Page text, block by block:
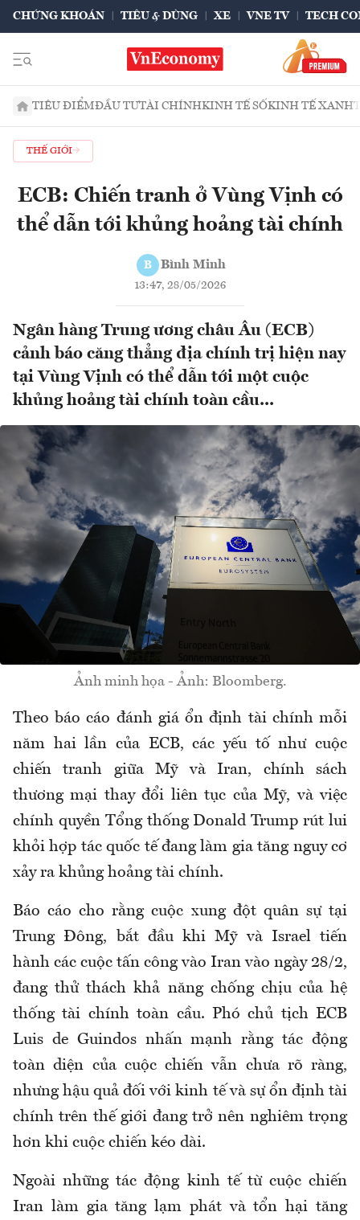
CHỨNG KHOÁN TIÊU & DÙNG XE VNE TV TECH
TIÊU ĐIỂMĐẦU TƯTÀI CHÍNHKINH TẾ SỐKINH TẾ XANH
THẾ GIỚI
ECB: Chiến tranh ở Vùng Vịnh có
thể dẫn tới khủng hoảng tài chính
B Bình Minh
13:47, 28/05/2026
Ngân hàng Trung ương châu Âu (ECB)
cảnh báo căng thẳng địa chính trị hiện nay
tại Vùng Vịnh có thể dẫn tới một cuộc
khủng hoảng tài chính toàn cầu...
Ảnh minh họa - Ảnh: Bloomberg.
Theo báo cáo đánh giá ổn định tài chính mỗi
năm hai lần của ECB, các yếu tố như cuộc
chiến tranh giữa Mỹ và Iran, chính sách
thương mại thay đổi liên tục của Mỹ, và việc
chính quyền Tổng thống Donald Trump rút lui
khỏi hợp tác quốc tế đang làm gia tăng nguy cơ
xảy ra khủng hoảng tài chính.
Báo cáo cho rằng cuộc xung đột quân sự tại
Trung Đông, bắt đầu khi Mỹ và Israel tiến
hành các cuộc tấn công vào Iran vào ngày 28/2,
đang thử thách khả năng chống chịu của hệ
thống tài chính toàn cầu. Phó chủ tịch ECB
Luis de Guindos nhấn mạnh rằng tác động
toàn diện của cuộc chiến vẫn chưa rõ ràng,
nhưng hậu quả đối với kinh tế và sự ổn định tài
chính trên thế giới đang trở nên nghiêm trọng
hơn khi cuộc chiến kéo dài.
Ngoài những tác động kinh tế từ cuộc chiến
Iran làm gia tăng lạm phát và tổn hại tăng